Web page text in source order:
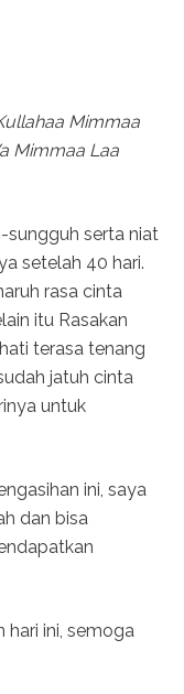
Mimmaa
Mimmaa Laa
sungguh serta niat
setelah 40 hari.
rasa cinta
itu Rasakan
terasa tenang
jatuh cinta
untuk
ini, saya
dan bisa
hari ini, semoga